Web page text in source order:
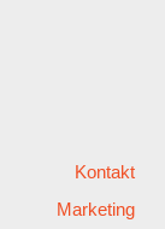
Kontakt
Marketing